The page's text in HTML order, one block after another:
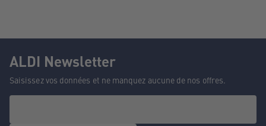
ALDI Newsletter
Saisissez vos données et ne manquez aucune de nos offres.